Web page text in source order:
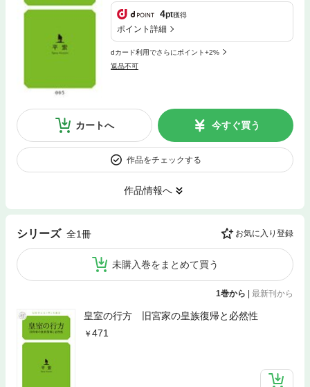
4pt獲得
ポイント詳細
dカード利用でさらにポイント+2%
返品不可
カートへ 今すぐ買う
作品をチェックする
作品情報へ
シリーズ 全1冊 お気に入り登録
未購入巻をまとめて買う
1巻から 最新刊から
皇室の行方 旧宮家の皇族復帰と必然性
471